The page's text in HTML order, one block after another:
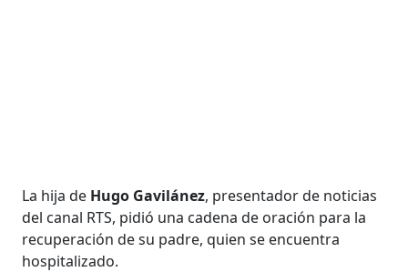
La hija de Hugo Gavilánez, presentador de noticias
del canal RTS, pidió una cadena de oración para la
recuperación de su padre, quien se encuentra
hospitalizado.